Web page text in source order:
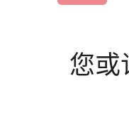
您或